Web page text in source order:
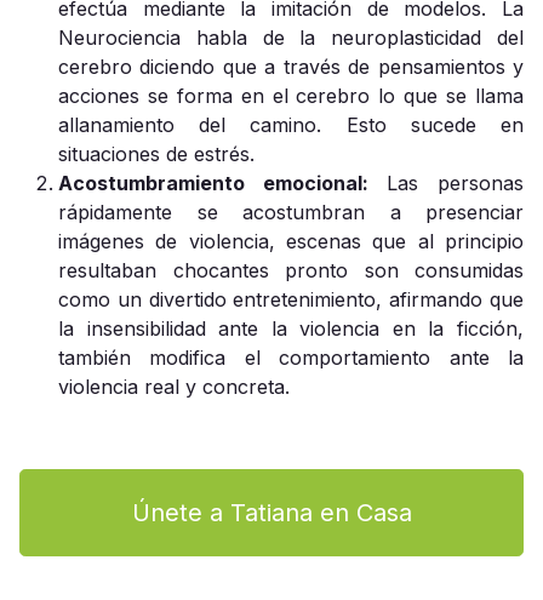
efectúa mediante la imitación de modelos. La
Neurociencia habla de la neuroplasticidad del
cerebro diciendo que a través de pensamientos y
acciones se forma en el cerebro lo que se llama
allanamiento del camino. Esto sucede en
situaciones de estrés.
Acostumbramiento emocional: Las personas
rápidamente se acostumbran a presenciar
imágenes de violencia, escenas que al principio
resultaban chocantes pronto son consumidas
como un divertido entretenimiento, afirmando que
la insensibilidad ante la violencia en la ficción,
también modifica el comportamiento ante la
violencia real y concreta.
Únete a Tatiana en Casa